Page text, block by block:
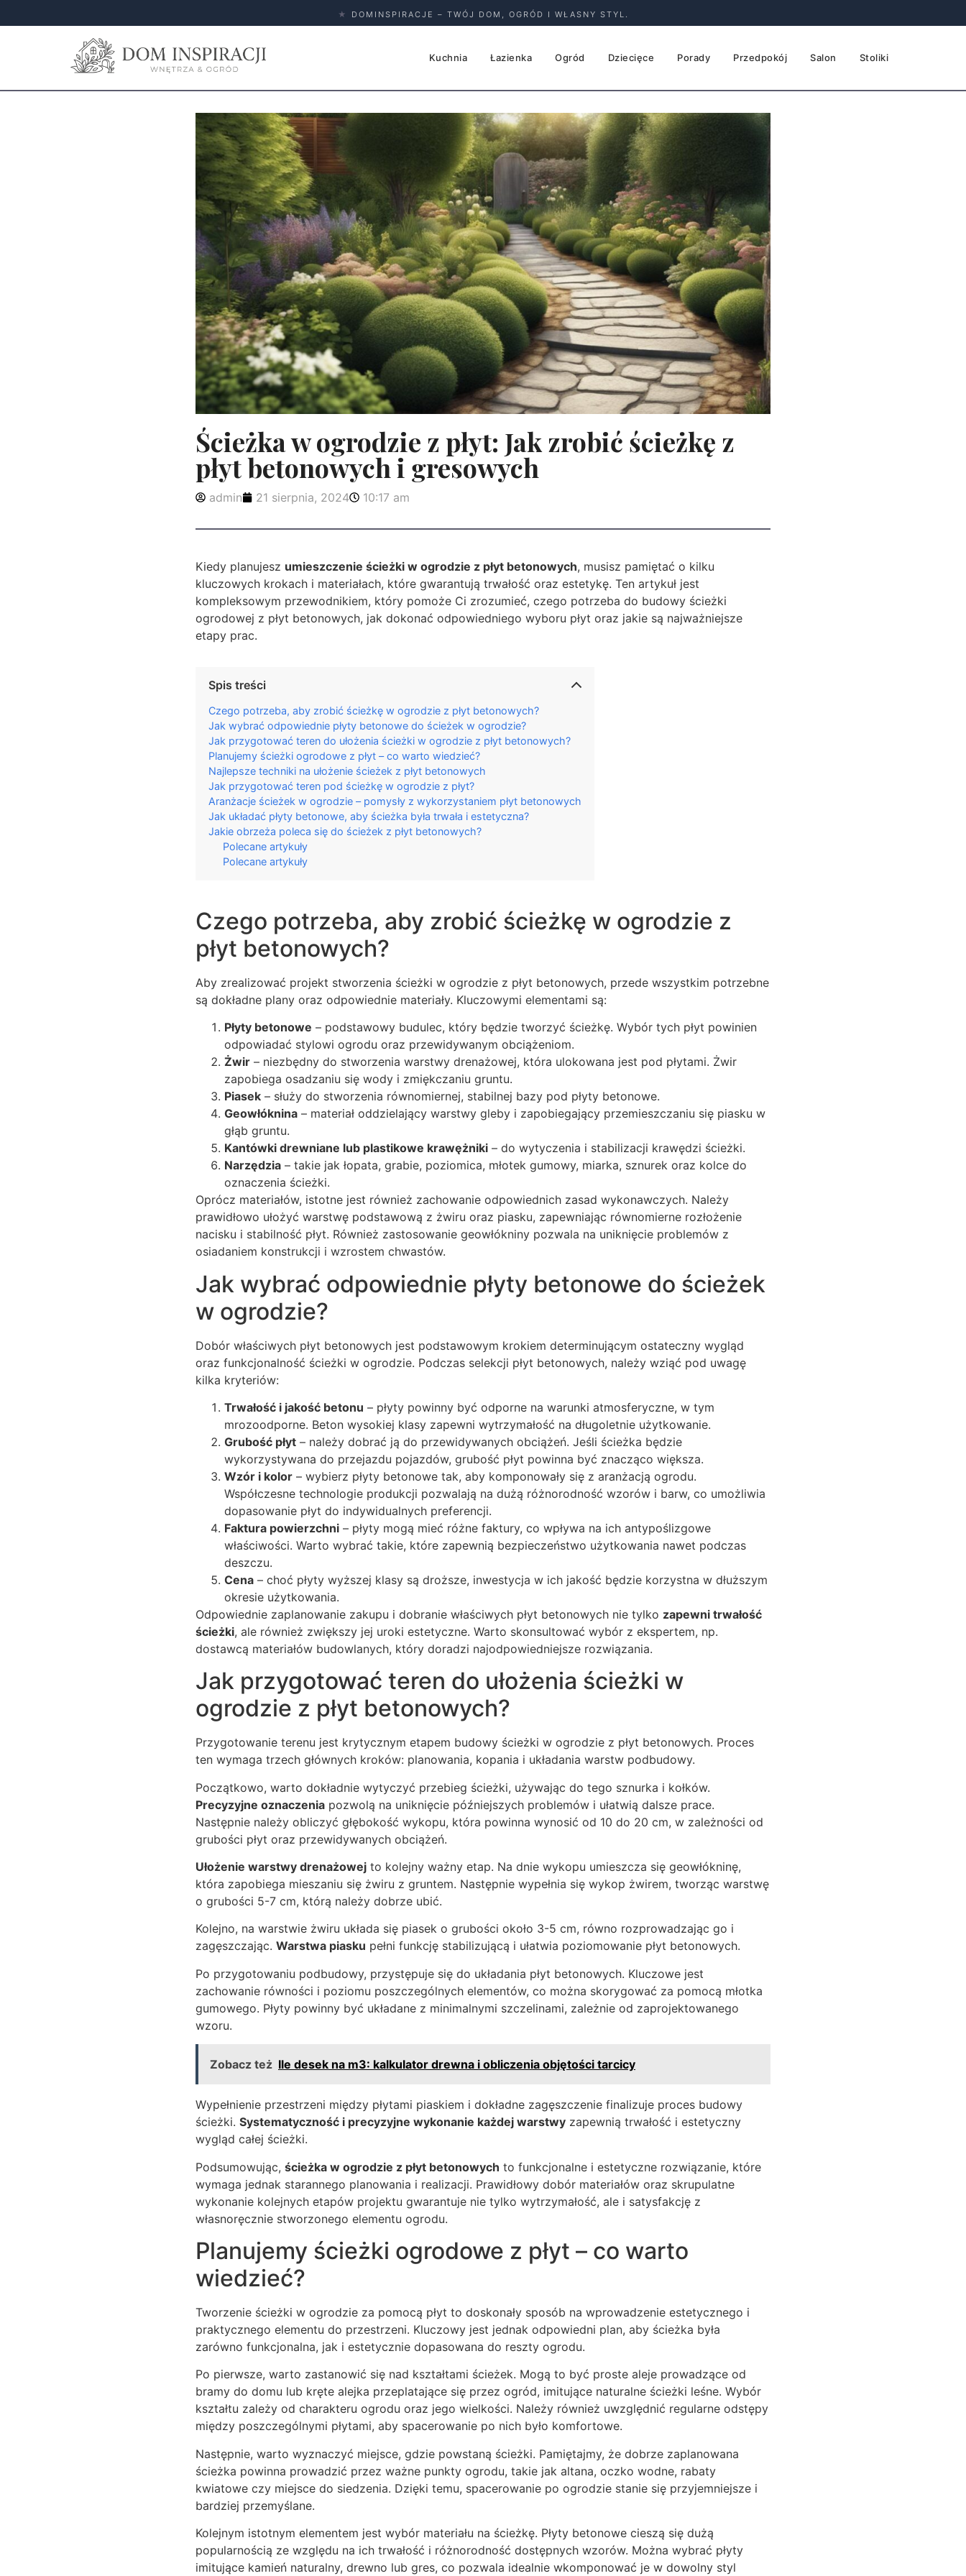
★ DOMINSPIRACJE – TWÓJ DOM, OGRÓD I WŁASNY STYL.
Kuchnia Łazienka Ogród Dziecięce Porady Przedpokój Salon Stoliki
Ścieżka w ogrodzie z płyt: Jak zrobić ścieżkę z
płyt betonowych i gresowych
admin 21 sierpnia, 2024 10:17 am
Kiedy planujesz umieszczenie ścieżki w ogrodzie z płyt betonowych, musisz pamiętać o kilku
kluczowych krokach i materiałach, które gwarantują trwałość oraz estetykę. Ten artykuł jest
kompleksowym przewodnikiem, który pomoże Ci zrozumieć, czego potrzeba do budowy ścieżki
ogrodowej z płyt betonowych, jak dokonać odpowiedniego wyboru płyt oraz jakie są najważniejsze
etapy prac.
Spis treści
Czego potrzeba, aby zrobić ścieżkę w ogrodzie z płyt betonowych?
Jak wybrać odpowiednie płyty betonowe do ścieżek w ogrodzie?
Jak przygotować teren do ułożenia ścieżki w ogrodzie z płyt betonowych?
Planujemy ścieżki ogrodowe z płyt – co warto wiedzieć?
Najlepsze techniki na ułożenie ścieżek z płyt betonowych
Jak przygotować teren pod ścieżkę w ogrodzie z płyt?
Aranżacje ścieżek w ogrodzie – pomysły z wykorzystaniem płyt betonowych
Jak układać płyty betonowe, aby ścieżka była trwała i estetyczna?
Jakie obrzeża poleca się do ścieżek z płyt betonowych?
Polecane artykuły
Polecane artykuły
Czego potrzeba, aby zrobić ścieżkę w ogrodzie z
płyt betonowych?
Aby zrealizować projekt stworzenia ścieżki w ogrodzie z płyt betonowych, przede wszystkim potrzebne
są dokładne plany oraz odpowiednie materiały. Kluczowymi elementami są:
Płyty betonowe – podstawowy budulec, który będzie tworzyć ścieżkę. Wybór tych płyt powinien
odpowiadać stylowi ogrodu oraz przewidywanym obciążeniom.
Żwir – niezbędny do stworzenia warstwy drenażowej, która ulokowana jest pod płytami. Żwir
zapobiega osadzaniu się wody i zmiękczaniu gruntu.
Piasek – służy do stworzenia równomiernej, stabilnej bazy pod płyty betonowe.
Geowłóknina – materiał oddzielający warstwy gleby i zapobiegający przemieszczaniu się piasku w
głąb gruntu.
Kantówki drewniane lub plastikowe krawężniki – do wytyczenia i stabilizacji krawędzi ścieżki.
Narzędzia – takie jak łopata, grabie, poziomica, młotek gumowy, miarka, sznurek oraz kolce do
oznaczenia ścieżki.
Oprócz materiałów, istotne jest również zachowanie odpowiednich zasad wykonawczych. Należy
prawidłowo ułożyć warstwę podstawową z żwiru oraz piasku, zapewniając równomierne rozłożenie
nacisku i stabilność płyt. Również zastosowanie geowłókniny pozwala na uniknięcie problemów z
osiadaniem konstrukcji i wzrostem chwastów.
Jak wybrać odpowiednie płyty betonowe do ścieżek
w ogrodzie?
Dobór właściwych płyt betonowych jest podstawowym krokiem determinującym ostateczny wygląd
oraz funkcjonalność ścieżki w ogrodzie. Podczas selekcji płyt betonowych, należy wziąć pod uwagę
kilka kryteriów:
Trwałość i jakość betonu – płyty powinny być odporne na warunki atmosferyczne, w tym
mrozoodporne. Beton wysokiej klasy zapewni wytrzymałość na długoletnie użytkowanie.
Grubość płyt – należy dobrać ją do przewidywanych obciążeń. Jeśli ścieżka będzie
wykorzystywana do przejazdu pojazdów, grubość płyt powinna być znacząco większa.
Wzór i kolor – wybierz płyty betonowe tak, aby komponowały się z aranżacją ogrodu.
Współczesne technologie produkcji pozwalają na dużą różnorodność wzorów i barw, co umożliwia
dopasowanie płyt do indywidualnych preferencji.
Faktura powierzchni – płyty mogą mieć różne faktury, co wpływa na ich antypoślizgowe
właściwości. Warto wybrać takie, które zapewnią bezpieczeństwo użytkowania nawet podczas
deszczu.
Cena – choć płyty wyższej klasy są droższe, inwestycja w ich jakość będzie korzystna w dłuższym
okresie użytkowania.
Odpowiednie zaplanowanie zakupu i dobranie właściwych płyt betonowych nie tylko zapewni trwałość
ścieżki, ale również zwiększy jej uroki estetyczne. Warto skonsultować wybór z ekspertem, np.
dostawcą materiałów budowlanych, który doradzi najodpowiedniejsze rozwiązania.
Jak przygotować teren do ułożenia ścieżki w
ogrodzie z płyt betonowych?
Przygotowanie terenu jest krytycznym etapem budowy ścieżki w ogrodzie z płyt betonowych. Proces
ten wymaga trzech głównych kroków: planowania, kopania i układania warstw podbudowy.
Początkowo, warto dokładnie wytyczyć przebieg ścieżki, używając do tego sznurka i kołków.
Precyzyjne oznaczenia pozwolą na uniknięcie późniejszych problemów i ułatwią dalsze prace.
Następnie należy obliczyć głębokość wykopu, która powinna wynosić od 10 do 20 cm, w zależności od
grubości płyt oraz przewidywanych obciążeń.
Ułożenie warstwy drenażowej to kolejny ważny etap. Na dnie wykopu umieszcza się geowłókninę,
która zapobiega mieszaniu się żwiru z gruntem. Następnie wypełnia się wykop żwirem, tworząc warstwę
o grubości 5-7 cm, którą należy dobrze ubić.
Kolejno, na warstwie żwiru układa się piasek o grubości około 3-5 cm, równo rozprowadzając go i
zagęszczając. Warstwa piasku pełni funkcję stabilizującą i ułatwia poziomowanie płyt betonowych.
Po przygotowaniu podbudowy, przystępuje się do układania płyt betonowych. Kluczowe jest
zachowanie równości i poziomu poszczególnych elementów, co można skorygować za pomocą młotka
gumowego. Płyty powinny być układane z minimalnymi szczelinami, zależnie od zaprojektowanego
wzoru.
Zobacz też Ile desek na m3: kalkulator drewna i obliczenia objętości tarcicy
Wypełnienie przestrzeni między płytami piaskiem i dokładne zagęszczenie finalizuje proces budowy
ścieżki. Systematyczność i precyzyjne wykonanie każdej warstwy zapewnią trwałość i estetyczny
wygląd całej ścieżki.
Podsumowując, ścieżka w ogrodzie z płyt betonowych to funkcjonalne i estetyczne rozwiązanie, które
wymaga jednak starannego planowania i realizacji. Prawidłowy dobór materiałów oraz skrupulatne
wykonanie kolejnych etapów projektu gwarantuje nie tylko wytrzymałość, ale i satysfakcję z
własnoręcznie stworzonego elementu ogrodu.
Planujemy ścieżki ogrodowe z płyt – co warto
wiedzieć?
Tworzenie ścieżki w ogrodzie za pomocą płyt to doskonały sposób na wprowadzenie estetycznego i
praktycznego elementu do przestrzeni. Kluczowy jest jednak odpowiedni plan, aby ścieżka była
zarówno funkcjonalna, jak i estetycznie dopasowana do reszty ogrodu.
Po pierwsze, warto zastanowić się nad kształtami ścieżek. Mogą to być proste aleje prowadzące od
bramy do domu lub kręte alejka przeplatające się przez ogród, imitujące naturalne ścieżki leśne. Wybór
kształtu zależy od charakteru ogrodu oraz jego wielkości. Należy również uwzględnić regularne odstępy
między poszczególnymi płytami, aby spacerowanie po nich było komfortowe.
Następnie, warto wyznaczyć miejsce, gdzie powstaną ścieżki. Pamiętajmy, że dobrze zaplanowana
ścieżka powinna prowadzić przez ważne punkty ogrodu, takie jak altana, oczko wodne, rabaty
kwiatowe czy miejsce do siedzenia. Dzięki temu, spacerowanie po ogrodzie stanie się przyjemniejsze i
bardziej przemyślane.
Kolejnym istotnym elementem jest wybór materiału na ścieżkę. Płyty betonowe cieszą się dużą
popularnością ze względu na ich trwałość i różnorodność dostępnych wzorów. Można wybrać płyty
imitujące kamień naturalny, drewno lub gres, co pozwala idealnie wkomponować je w dowolny styl